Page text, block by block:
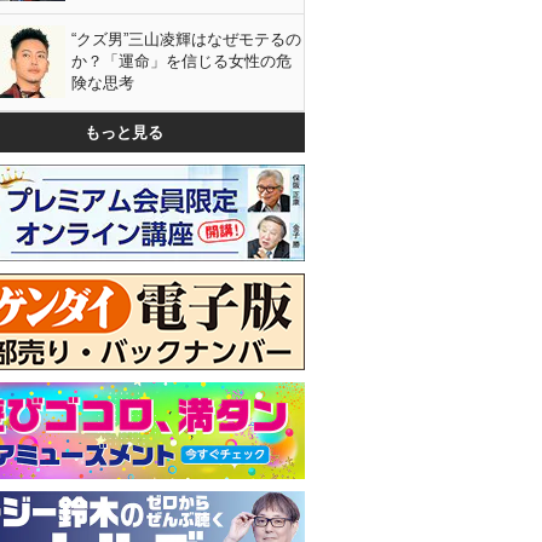
“クズ男”三山凌輝はなぜモテるの
か？「運命」を信じる女性の危
険な思考
もっと見る